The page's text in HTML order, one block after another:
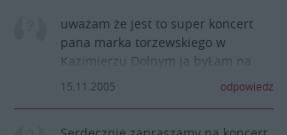
uważam że jest to super koncert
pana marka torzewskiego w
Kazimierzu Dolnym ja byŁam na
tym koncercie i razem z moją
siostrą Matyldą i Zuzią i moją ciocią
15.11.2005 odpowiedz